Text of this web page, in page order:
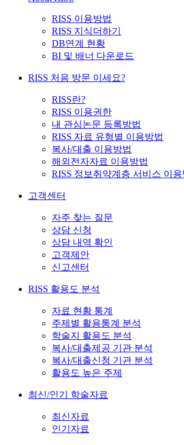
RISS 이용방법
RISS 지식더하기
DB연계 현황
BI 및 배너 다운로드
RISS 처음 방문 이세요?
RISS란?
RISS 이용권한
내 관심논문 등록방법
RISS 자료 유형별 이용방법
복사/대출 이용방법
해외전자자료 이용방법
RISS 정보취약계층 서비스 이용
고객센터
자주 찾는 질문
상담 신청
상담 내역 확인
고객제안
신고센터
RISS 활용도 분석
자료 현황 통계
주제별 활용통계 분석
학술지 활용도 분석
복사/대출제공 기관 분석
복사/대출신청 기관 분석
활용도 높은 주제
최신/인기 학술자료
최신자료
인기자료